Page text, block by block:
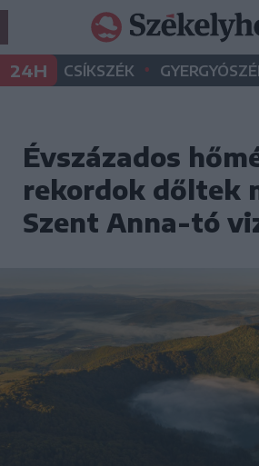
24H CSÍKSZÉK •
Évszázados
rekordok dőltek
Szent Anna-tó